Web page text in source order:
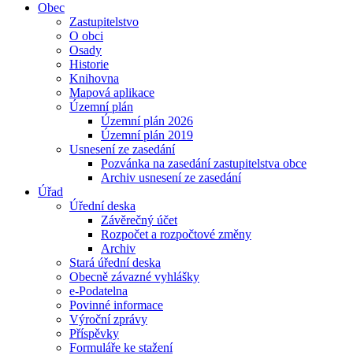
Obec
Zastupitelstvo
O obci
Osady
Historie
Knihovna
Mapová aplikace
Územní plán
Územní plán 2026
Územní plán 2019
Usnesení ze zasedání
Pozvánka na zasedání zastupitelstva obce
Archiv usnesení ze zasedání
Úřad
Úřední deska
Závěrečný účet
Rozpočet a rozpočtové změny
Archiv
Stará úřední deska
Obecně závazné vyhlášky
e-Podatelna
Povinné informace
Výroční zprávy
Příspěvky
Formuláře ke stažení